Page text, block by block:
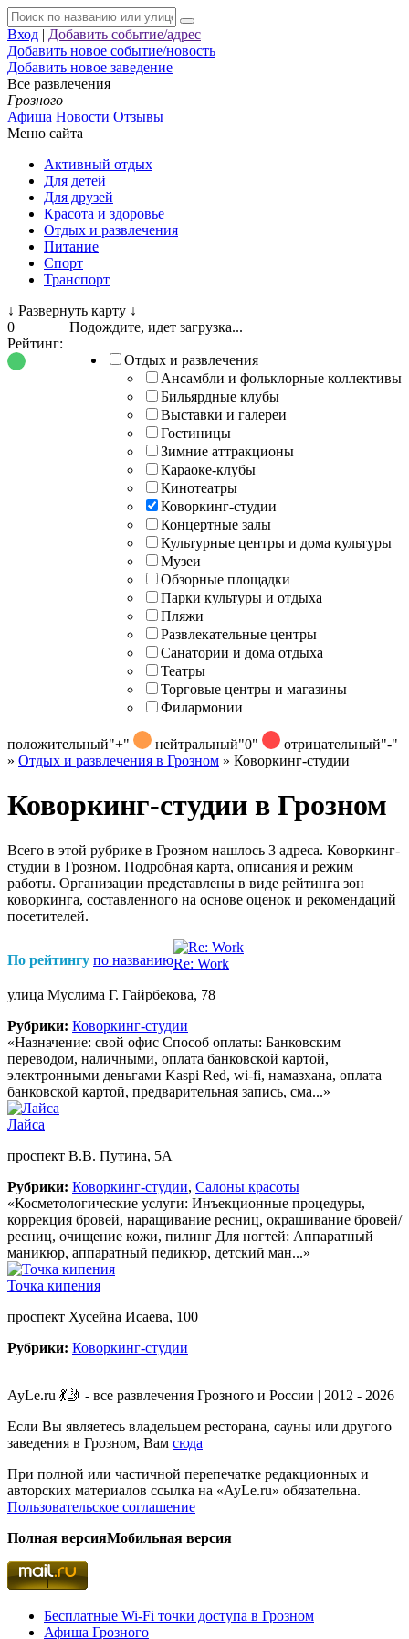
Вход | Добавить событие/адрес
Добавить новое событие/новость
Добавить новое заведение
Все развлечения
Грозного
Афиша Новости Отзывы
Меню сайта
Активный отдых
Для детей
Для друзей
Красота и здоровье
Отдых и развлечения
Питание
Спорт
Транспорт
↓ Развернуть карту ↓
Подождите, идет загрузка...
Отдых и развлечения
Ансамбли и фольклорные коллективы
Бильярдные клубы
Выставки и галереи
Гостиницы
Зимние аттракционы
Караоке-клубы
Кинотеатры
Коворкинг-студии
Концертные залы
Культурные центры и дома культуры
Музеи
Обзорные площадки
Парки культуры и отдыха
Пляжи
Развлекательные центры
Санатории и дома отдыха
Театры
Торговые центры и магазины
Филармонии
0
Рейтинг:
положительный"+" нейтральный"0" отрицательный"-"
» Отдых и развлечения в Грозном » Коворкинг-студии
Коворкинг-студии в Грозном
Всего в этой рубрике в Грозном нашлось 3 адреса. Коворкинг-
студии в Грозном. Подробная карта, описания и режим
работы. Организации представлены в виде рейтинга зон
коворкинга, составленного на основе оценок и рекомендаций
посетителей.
По рейтингу по названиюRe: Work
улица Муслима Г. Гайрбекова, 78
Рубрики: Коворкинг-студии
«Назначение: свой офис Способ оплаты: Банковским
переводом, наличными, оплата банковской картой,
электронными деньгами Kaspi Red, wi-fi, намазхана, оплата
банковской картой, предварительная запись, сма...»
Лайса
проспект В.В. Путина, 5А
Рубрики: Коворкинг-студии, Салоны красоты
«Косметологические услуги: Инъекционные процедуры,
коррекция бровей, наращивание ресниц, окрашивание бровей/
ресниц, очищение кожи, пилинг Для ногтей: Аппаратный
маникюр, аппаратный педикюр, детский ман...»
Точка кипения
проспект Хусейна Исаева, 100
Рубрики: Коворкинг-студии
AyLe.ru 💃🤳 - все развлечения Грозного и России | 2012 - 2026
Если Вы являетесь владельцем ресторана, сауны или другого
заведения в Грозном, Вам сюда
При полной или частичной перепечатке редакционных и
авторских материалов ссылка на «AyLe.ru» обязательна.
Пользовательское соглашение
Полная версияМобильная версия
Бесплатные Wi-Fi точки доступа в Грозном
Афиша Грозного